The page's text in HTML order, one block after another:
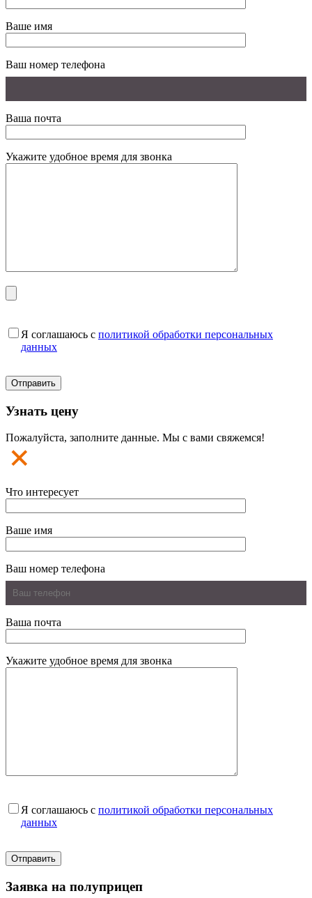
Ваше имя
Ваш номер телефона
Ваша почта
Укажите удобное время для звонка
Я соглашаюсь с политикой обработки персональных
данных
Узнать цену
Пожалуйста, заполните данные. Мы с вами свяжемся!
Что интересует
Ваше имя
Ваш номер телефона
Ваша почта
Укажите удобное время для звонка
Я соглашаюсь с политикой обработки персональных
данных
Заявка на полуприцеп